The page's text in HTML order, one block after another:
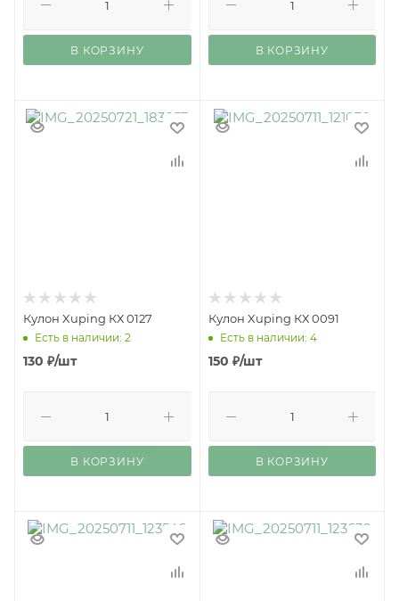
В КОРЗИНУ В КОРЗИНУ
Кулон Xuping КХ 0127
Есть в наличии: 2
130 ₽/шт
В КОРЗИНУ
Кулон Xuping КХ 0091
Есть в наличии: 4
150 ₽/шт
В КОРЗИНУ